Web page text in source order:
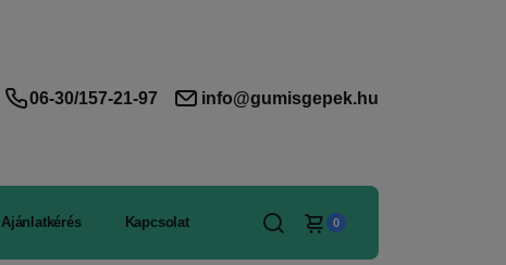
06-30/157-21-97 info@gumisgepek.hu
Ajánlatkérés Kapcsolat 0